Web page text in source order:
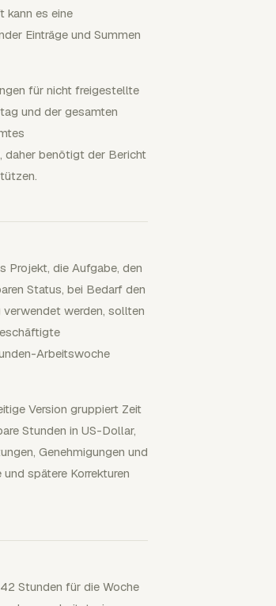
kann es eine
Einträge und Summen
für nicht freigestellte
und der gesamten
daher benötigt der Bericht
Projekt, die Aufgabe, den
Status, bei Bedarf den
werden, sollten
Arbeitswoche
Version gruppiert Zeit
Stunden in US-Dollar,
Genehmigungen und
spätere Korrekturen
Stunden für die Woche